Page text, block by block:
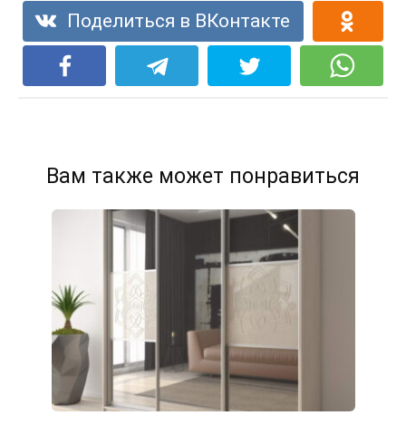
Поделиться в ВКонтакте
Вам также может понравиться